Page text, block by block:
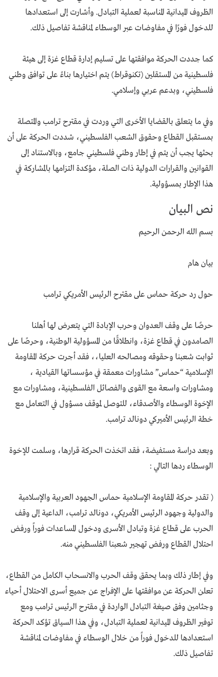
الظروف الميدانية المناسبة لعملية التبادل. وأشارت إلى استعدادها
للدخول فورًا في مفاوضات عبر الوسطاء لمناقشة تفاصيل ذلك.
كما جددت الحركة موافقتها على تسليم إدارة قطاع غزة إلى هيئة
فلسطينية من المستقلين (تكنوقراط) يتم اختيارها بناءً على توافق وطني
فلسطيني، وبدعم عربي وإسلامي.
وفي ما يتعلق بالقضايا الأخرى التي وردت في مقترح ترامب والمتصلة
بمستقبل القطاع وحقوق الشعب الفلسطيني، شددت الحركة على أن
بحثها يجب أن يتم في إطار وطني فلسطيني جامع، وبالاستناد إلى
القوانين والقرارات الدولية ذات الصلة، مؤكدة التزامها بالمشاركة في
هذا الإطار بمسؤولية.
نص البيان
بسم الله الرحمن الرحيم
بيان هام
حول رد حركة حماس على مقترح الرئيس الأمريكي ترامب
حرصًا على وقف العدوان وحرب الإبادة التي يتعرض لها أهلنا
الصامدون في قطاع غزة، وانطلاقًا من المسؤولية الوطنية، وحرصًا على
ثوابت شعبنا وحقوقه ومصالحه العليا،، فقد أجرت حركة المقاومة
الإسلامية “حماس” مشاورات معمقة في مؤسساتها القيادية ،
ومشاورات واسعة مع القوى والفصائل الفلسطينية، ومشاورات مع
الإخوة الوسطاء والأصدقاء، للتوصل لموقف مسؤول في التعامل مع
خطة الرئيس الأميركي دونالد ترامب.
وبعد دراسة مستفيضة، فقد اتخذت الحركة قرارها، وسلمت للإخوة
الوسطاء ردها التالي :
( تقدر حركة المقاومة الإسلامية حماس الجهود العربية والإسلامية
والدولية وجهود الرئيس الأمريكي، دونالد ترامب، الداعية إلى وقف
الحرب على قطاع غزة وتبادل الأسرى ودخول المساعدات فوراً ورفض
احتلال القطاع ورفض تهجير شعبنا الفلسطيني منه.
وفي إطار ذلك وبما يحقق وقف الحرب والانسحاب الكامل من القطاع،
تعلن الحركة عن موافقتها على الإفراج عن جميع أسرى الاحتلال أحياء
وجثامين وفق صيغة التبادل الواردة في مقترح الرئيس ترامب ومع
توفير الظروف الميدانية لعملية التبادل، وفي هذا السياق تؤكد الحركة
استعدادها للدخول فوراً من خلال الوسطاء في مفاوضات لمناقشة
تفاصيل ذلك.